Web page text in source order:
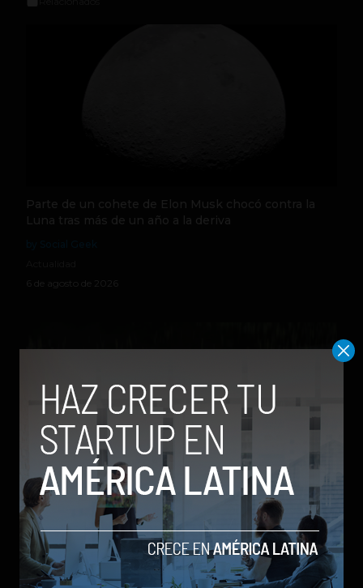
Parte de un cohete de Elon Musk chocó contra la
Luna tras más de un año a la deriva
6 de agosto de 2026
Qwen 3.8-Max, la nueva IA de Alibaba que desafía a
los modelos más poderosos
by Sergio Ramos
Actualidad
5 de agosto de 2026